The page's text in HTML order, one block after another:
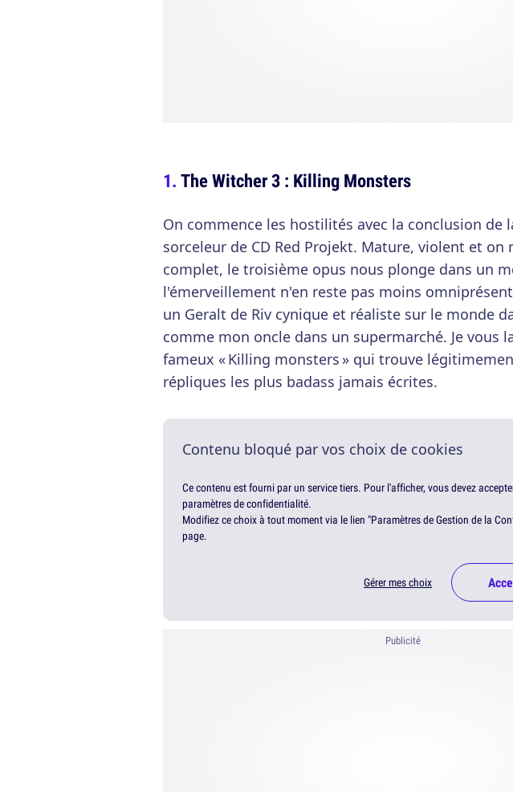
The Witcher 3 : Killing Monsters
On commence les hostilités avec la conclusion de
sorceleur de CD Red Projekt. Mature, violent et on
complet, le troisième opus nous plonge dans un
l'émerveillement n'en reste pas moins
un Geralt de Riv cynique et réaliste sur le monde
comme mon oncle dans un supermarché. Je vous
fameux « Killing monsters » qui trouve
répliques les plus badass jamais écrites.
Contenu bloqué par vos choix de cookies
Ce contenu est fourni par un service tiers. Pour l'afficher, vous devez
paramètres de confidentialité.
Modifiez ce choix à tout moment via le lien "Paramètres de Gestion de la
page.
Gérer mes choix
Publicité